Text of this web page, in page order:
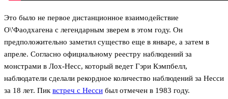
Это было не первое дистанционное взаимодействие
О\'Фаодхагена с легендарным зверем в этом году. Он
предположительно заметил существо еще в январе, а затем в
апреле. Согласно официальному реестру наблюдений за
монстрами в Лох-Несс, который ведет Гэри Кэмпбелл,
наблюдатели сделали рекордное количество наблюдений за Несси
за 18 лет. Пик встреч с Несси был отмечен в 1983 году.